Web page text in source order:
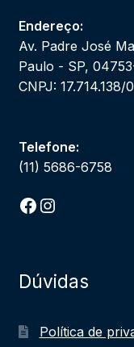
Endereço:
Av. Padre José
Paulo - SP,
CNPJ: 17.714.138/
Telefone:
(11) 5686-6758
Facebook
Instagram
Dúvidas
Política de